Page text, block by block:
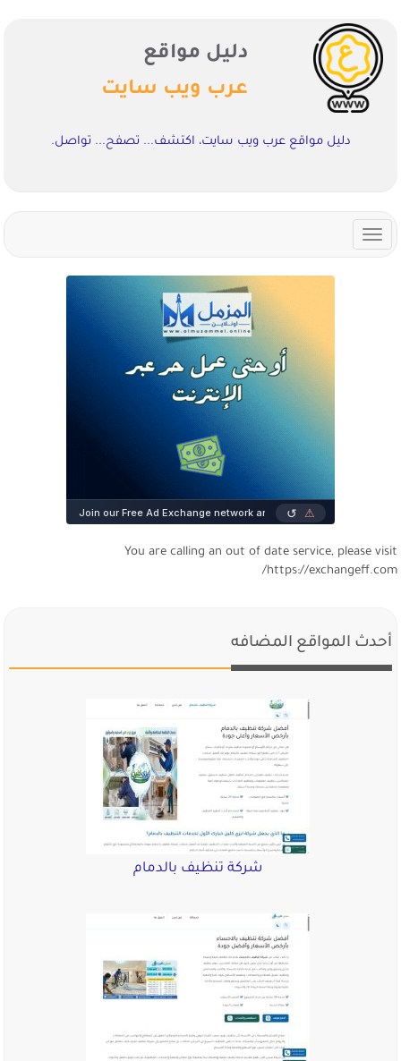
دليل مواقع
عرب ويب سايت
دليل مواقع عرب ويب سايت، اكتشف... تصفح... تواصل.
Toggle
navigation
You are calling an out of date service, please visit
https://exchangeff.com/
أحدث المواقع المضافه
شركة تنظيف بالدمام